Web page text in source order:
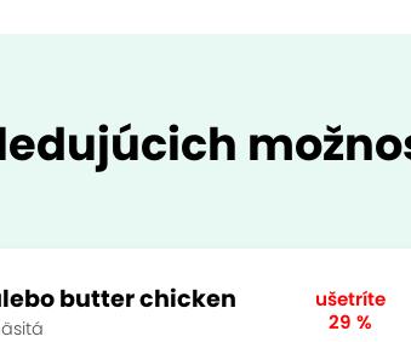
butter chicken
ušetríte
29 %